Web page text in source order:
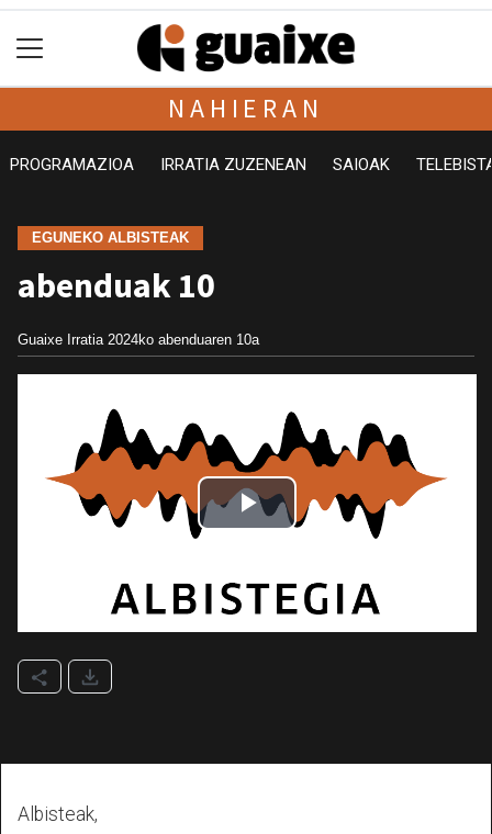
NAHIERAN
PROGRAMAZIOA IRRATIA ZUZENEAN SAIOAK
EGUNEKO ALBISTEAK
abenduak 10
Guaixe Irratia 2024ko abenduaren 10a
Albisteak,